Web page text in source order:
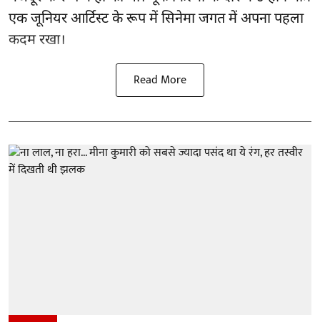
एक जूनियर आर्टिस्ट के रूप में सिनेमा जगत में अपना पहला
कदम रखा।
Read More